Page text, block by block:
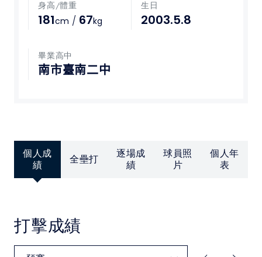
聯絡我們
隱私權政策
LINK
教育部體育署
身高/體重
181cm / 67kg
生日
2003.5.8
畢業高中
南市臺南二中
個人成
績
全壘打
逐場成
績
球員照
片
個人年
表
打擊成績